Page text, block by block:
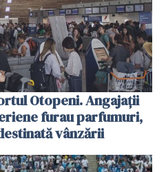
Otopeni. Angajații
furau parfumuri,
vânzării